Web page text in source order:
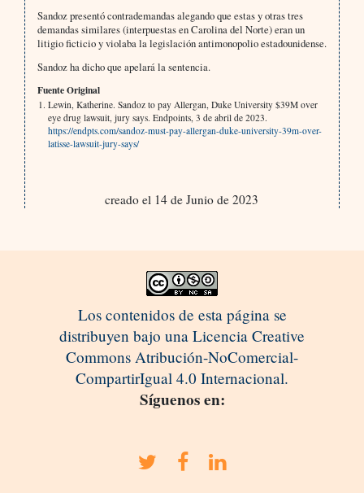
Sandoz presentó contrademandas alegando que estas y otras tres
demandas similares (interpuestas en Carolina del Norte) eran un
litigio ficticio y violaba la legislación antimonopolio estadounidense.
Sandoz ha dicho que apelará la sentencia.
Fuente Original
Lewin, Katherine. Sandoz to pay Allergan, Duke University $39M over
eye drug lawsuit, jury says. Endpoints, 3 de abril de 2023.
https://endpts.com/sandoz-must-pay-allergan-duke-university-39m-over-
latisse-lawsuit-jury-says/
creado el 14 de Junio de 2023
Los contenidos de esta página se
distribuyen bajo una Licencia Creative
Commons Atribución-NoComercial-
CompartirIgual 4.0 Internacional.
Síguenos en: